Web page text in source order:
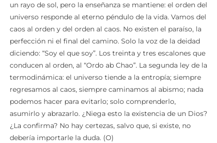
un rayo de sol, pero la enseñanza se mantiene: el orden del
universo responde al eterno péndulo de la vida. Vamos del
caos al orden y del orden al caos. No existen el paraíso, la
perfección ni el final del camino. Solo la voz de la deidad
diciendo: “Soy el que soy”. Los treinta y tres escalones que
conducen al orden, al “Ordo ab Chao”. La segunda ley de la
termodinámica: el universo tiende a la entropía; siempre
regresamos al caos, siempre caminamos al abismo; nada
podemos hacer para evitarlo; solo comprenderlo,
asumirlo y abrazarlo. ¿Niega esto la existencia de un Dios?
¿La confirma? No hay certezas, salvo que, si existe, no
debería importarle la duda. (O)